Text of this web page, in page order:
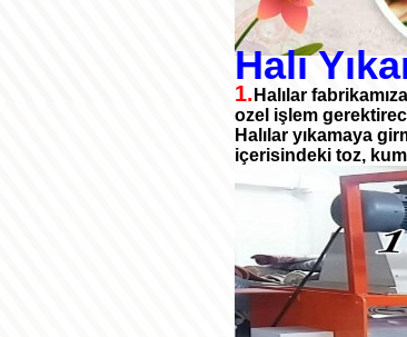
Halı
1. Halılar
ozel işlem
Halılar yıkamaya
içerisindeki toz, kum,